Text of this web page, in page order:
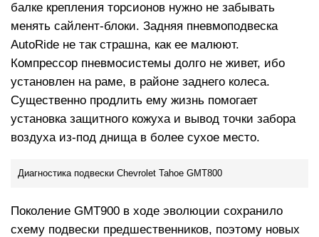
балке крепления торсионов нужно не забывать
менять сайлент-блоки. Задняя пневмоподвеска
AutoRide не так страшна, как ее малюют.
Компрессор пневмосистемы долго не живет, ибо
установлен на раме, в районе заднего колеса.
Существенно продлить ему жизнь помогает
установка защитного кожуха и вывод точки забора
воздуха из-под днища в более сухое место.
Диагностика подвески Chevrolet Tahoe GMT800
Поколение GMT900 в ходе эволюции сохранило
схему подвески предшественников, поэтому новых